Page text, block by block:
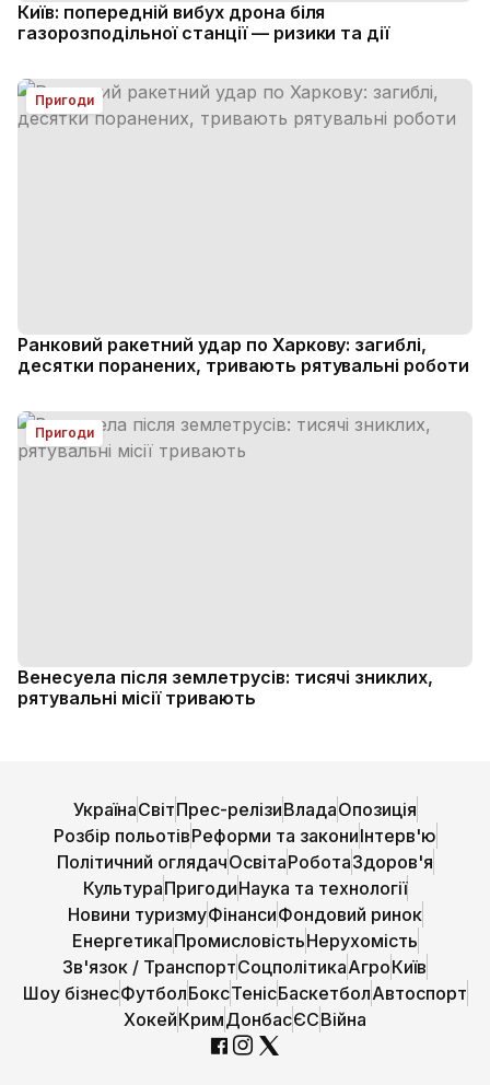
Київ: попередній вибух дрона біля
газорозподільної станції — ризики та дії
Пригоди
Ранковий ракетний удар по Харкову: загиблі,
десятки поранених, тривають рятувальні роботи
Пригоди
Венесуела після землетрусів: тисячі зниклих,
рятувальні місії тривають
УкраїнаСвітПрес-релізиВладаОпозиція
Розбір польотівРеформи та закониІнтерв'ю
Політичний оглядачОсвітаРоботаЗдоров'я
КультураПригодиНаука та технології
Новини туризмуФінансиФондовий ринок
ЕнергетикаПромисловістьНерухомість
Зв'язок / ТранспортСоцполітикаАгроКиїв
Шоу бізнесФутболБоксТенісБаскетболАвтоспорт
ХокейКримДонбасЄСВійна